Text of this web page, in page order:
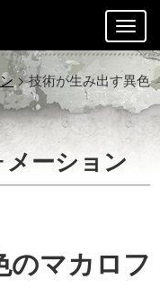
> 技術が生み出す異色
メーション
のマカロフ